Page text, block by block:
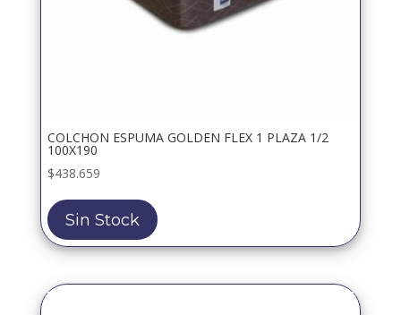
COLCHON ESPUMA GOLDEN FLEX 1 PLAZA 1/2
100X190
$438.659
Sin Stock